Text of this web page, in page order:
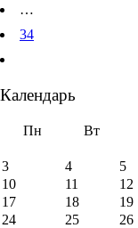
…
34
Календарь
Пн
Вт
3
4 5
10
11 12
17
18 19
24
25 26